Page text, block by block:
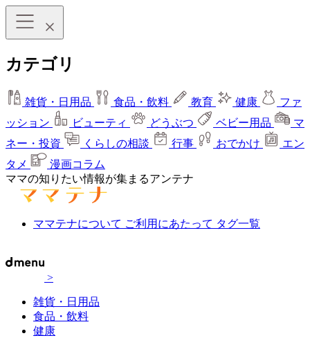
カテゴリ
雑貨・日用品 食品・飲料 教育 健康
ファ
ッション
ビューティ どうぶつ ベビー用品
マ
ネー・投資
くらしの相談 行事 おでかけ
エン
タメ
漫画コラム
ママの知りたい情報が集まるアンテナ
ママテナについて ご利用にあたって タグ一覧
>
雑貨・日用品
食品・飲料
健康